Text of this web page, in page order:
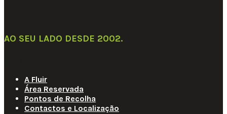
AO SEU LADO DESDE 2002.
A Fluir
Área Reservada
Pontos de Recolha
Contactos e Localização